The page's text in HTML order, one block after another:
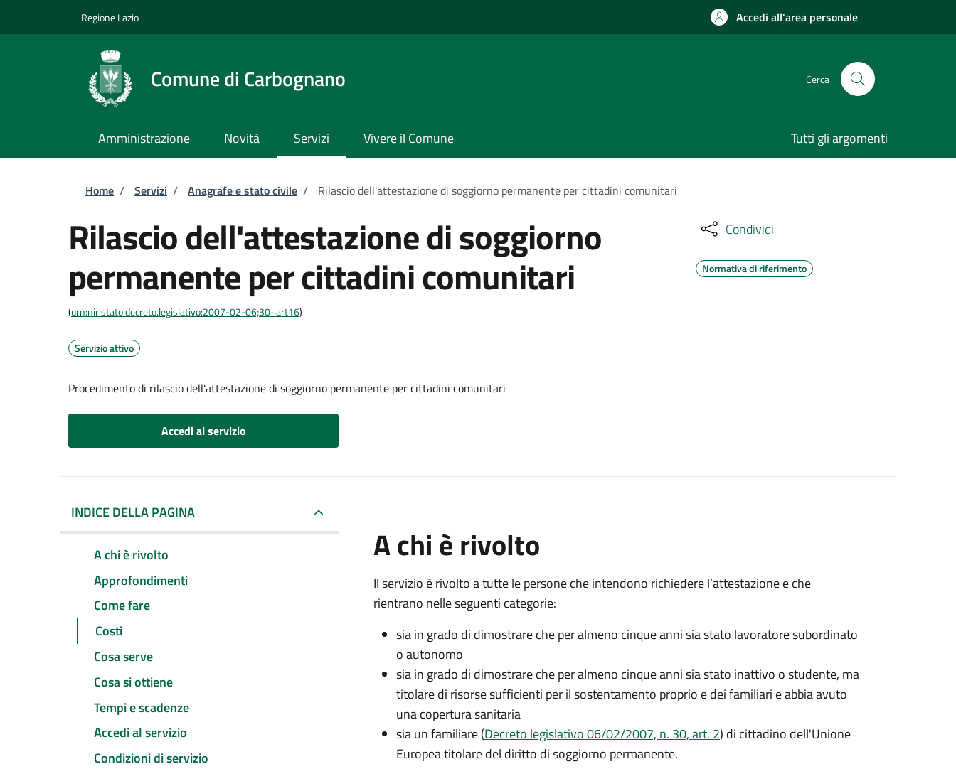
Regione Lazio Accedi all'area personale
Comune di Carbognano Cerca
Amministrazione Novità Servizi Vivere il Comune Tutti gli argomenti
Briciole di pane
Home / Servizi / Anagrafe e stato civile / Rilascio dell'attestazione di soggiorno permanente per cittadini comunitari
Rilascio dell'attestazione di soggiorno
permanente per cittadini comunitari
(urn:nir:stato:decreto.legislativo:2007-02-06;30~art16)
Servizio attivo
Procedimento di rilascio dell'attestazione di soggiorno permanente per cittadini comunitari
Accedi al servizio
Condividi
Normativa di riferimento
INDICE DELLA PAGINA
A chi è rivolto
Approfondimenti
Come fare
Costi
Cosa serve
Cosa si ottiene
Tempi e scadenze
Accedi al servizio
Condizioni di servizio
A chi è rivolto
Il servizio è rivolto a tutte le persone che intendono richiedere l’attestazione e che
rientrano nelle seguenti categorie:
sia in grado di dimostrare che per almeno cinque anni sia stato lavoratore subordinato
o autonomo
sia in grado di dimostrare che per almeno cinque anni sia stato inattivo o studente, ma
titolare di risorse sufficienti per il sostentamento proprio e dei familiari e abbia avuto
una copertura sanitaria
sia un familiare (Decreto legislativo 06/02/2007, n. 30, art. 2) di cittadino dell'Unione
Europea titolare del diritto di soggiorno permanente.